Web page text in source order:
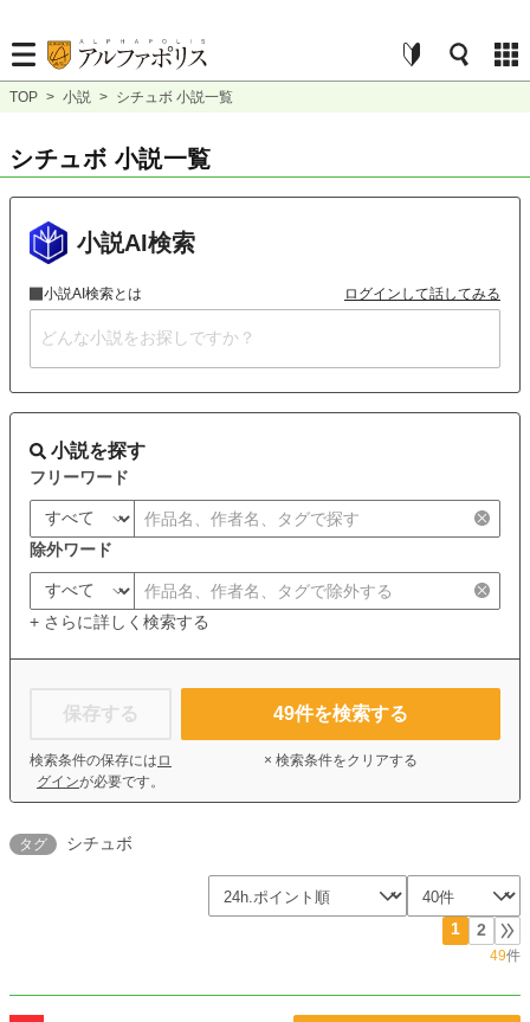
TOP > 小説 > シチュボ 小説一覧
シチュボ 小説一覧
小説AI検索
小説AI検索とは ログインして話してみる
小説を探す
フリーワード
除外ワード
+ さらに詳しく検索する
保存する
検索条件の保存には ロ
グインが必要です。
49件を検索する
× 検索条件をクリアする
タグ シチュボ
1 2
49件